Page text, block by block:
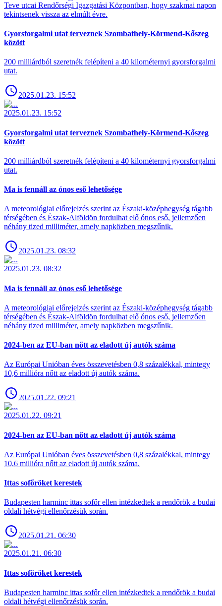
Teve utcai Rendőrségi Igazgatási Központban, hogy szakmai napon
tekintsenek vissza az elmúlt évre.
Gyorsforgalmi utat terveznek Szombathely-Körmend-Kőszeg
között
200 milliárdból szeretnék felépíteni a 40 kilométernyi gyorsforgalmi
utat.
2025.01.23. 15:52
2025.01.23. 15:52
Gyorsforgalmi utat terveznek Szombathely-Körmend-Kőszeg
között
200 milliárdból szeretnék felépíteni a 40 kilométernyi gyorsforgalmi
utat.
Ma is fennáll az ónos eső lehetősége
A meteorológiai előrejelzés szerint az Északi-középhegység tágabb
térségében és Észak-Alföldön fordulhat elő ónos eső, jellemzően
néhány tized milliméter, amely napközben megszűnik.
2025.01.23. 08:32
2025.01.23. 08:32
Ma is fennáll az ónos eső lehetősége
A meteorológiai előrejelzés szerint az Északi-középhegység tágabb
térségében és Észak-Alföldön fordulhat elő ónos eső, jellemzően
néhány tized milliméter, amely napközben megszűnik.
2024-ben az EU-ban nőtt az eladott új autók száma
Az Európai Unióban éves összevetésben 0,8 százalékkal, mintegy
10,6 millióra nőtt az eladott új autók száma.
2025.01.22. 09:21
2025.01.22. 09:21
2024-ben az EU-ban nőtt az eladott új autók száma
Az Európai Unióban éves összevetésben 0,8 százalékkal, mintegy
10,6 millióra nőtt az eladott új autók száma.
Ittas sofőröket kerestek
Budapesten harminc ittas sofőr ellen intézkedtek a rendőrök a budai
oldali hétvégi ellenőrzésük során.
2025.01.21. 06:30
2025.01.21. 06:30
Ittas sofőröket kerestek
Budapesten harminc ittas sofőr ellen intézkedtek a rendőrök a budai
oldali hétvégi ellenőrzésük során.